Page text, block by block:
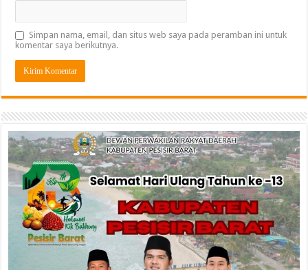
Simpan nama, email, dan situs web saya pada peramban ini untuk
komentar saya berikutnya.